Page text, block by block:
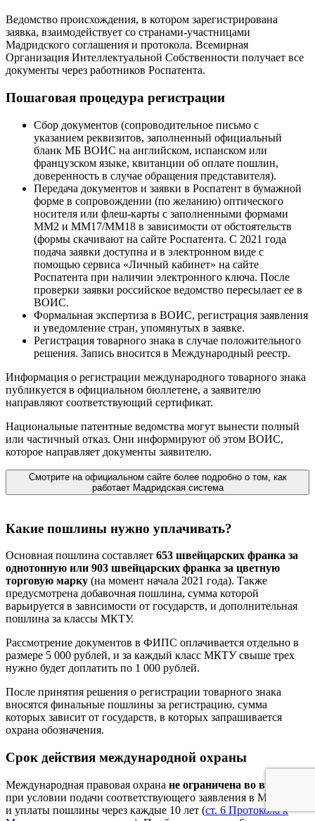
Ведомство происхождения, в котором зарегистрирована
заявка, взаимодействует со странами-участницами
Мадридского соглашения и протокола. Всемирная
Организация Интеллектуальной Собственности получает все
документы через работников Роспатента.
Пошаговая процедура регистрации
Сбор документов (сопроводительное письмо с
указанием реквизитов, заполненный официальный
бланк МБ ВОИС на английском, испанском или
французском языке, квитанции об оплате пошлин,
доверенность в случае обращения представителя).
Передача документов и заявки в Роспатент в бумажной
форме в сопровождении (по желанию) оптического
носителя или флеш-карты с заполненными формами
ММ2 и ММ17/ММ18 в зависимости от обстоятельств
(формы скачивают на сайте Роспатента. С 2021 года
подача заявки доступна и в электронном виде с
помощью сервиса «Личный кабинет» на сайте
Роспатента при наличии электронного ключа. После
проверки заявки российское ведомство пересылает ее в
ВОИС.
Формальная экспертиза в ВОИС, регистрация заявления
и уведомление стран, упомянутых в заявке.
Регистрация товарного знака в случае положительного
решения. Запись вносится в Международный реестр.
Информация о регистрации международного товарного знака
публикуется в официальном бюллетене, а заявителю
направляют соответствующий сертификат.
Национальные патентные ведомства могут вынести полный
или частичный отказ. Они информируют об этом ВОИС,
которое направляет документы заявителю.
Смотрите на официальном сайте более подробно о том, как
работает Мадридская система
Какие пошлины нужно уплачивать?
Основная пошлина составляет 653 швейцарских франка за
однотонную или 903 швейцарских франка за цветную
торговую марку (на момент начала 2021 года). Также
предусмотрена добавочная пошлина, сумма которой
варьируется в зависимости от государств, и дополнительная
пошлина за классы МКТУ.
Рассмотрение документов в ФИПС оплачивается отдельно в
размере 5 000 рублей, и за каждый класс МКТУ свыше трех
нужно будет доплатить по 1 000 рублей.
После принятия решения о регистрации товарного знака
вносятся финальные пошлины за регистрацию, сумма
которых зависит от государств, в которых запрашивается
охрана обозначения.
Срок действия международной охраны
Международная правовая охрана не ограничена во времени
при условии подачи соответствующего заявления в МБ ВОИС
и уплаты пошлины через каждые 10 лет (ст. 6 Протокола к